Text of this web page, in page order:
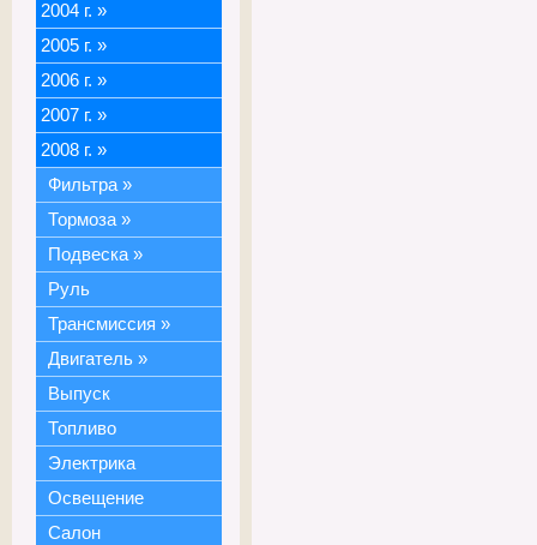
2004 г. »
2005 г. »
2006 г. »
2007 г. »
2008 г. »
Фильтра »
Тормоза »
Подвеска »
Руль
Трансмиссия »
Двигатель »
Выпуск
Топливо
Электрика
Освещение
Салон